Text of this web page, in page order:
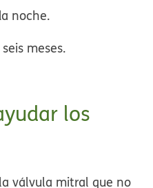
noche.
meses.
los
válvula mitral que no